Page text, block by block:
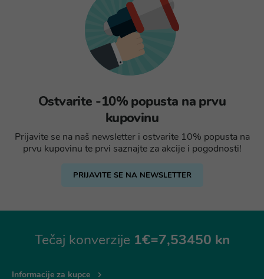
Ostvarite -10% popusta na prvu
kupovinu
Prijavite se na naš newsletter i ostvarite 10% popusta na
prvu kupovinu te prvi saznajte za akcije i pogodnosti!
PRIJAVITE SE NA NEWSLETTER
Tečaj konverzije 1€=7,53450 kn
Informacije za kupce